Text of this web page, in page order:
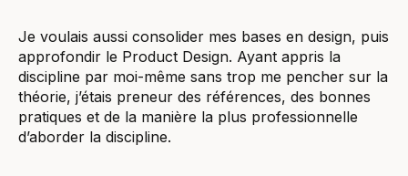
Je voulais aussi consolider mes bases en design, puis
approfondir le Product Design. Ayant appris la
discipline par moi-même sans trop me pencher sur la
théorie, j’étais preneur des références, des bonnes
pratiques et de la manière la plus professionnelle
d’aborder la discipline.